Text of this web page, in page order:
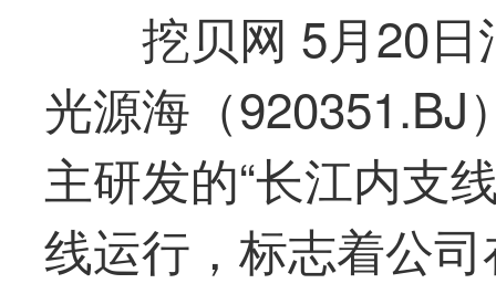
挖贝网 5月20
光源海（920351.BJ
主研发的“长江内支
线运行，标志着公